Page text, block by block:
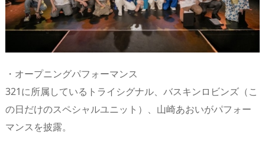
・オープニングパフォーマンス
321に所属しているトライシグナル、バスキンロビンズ（こ
の日だけのスペシャルユニット）、山崎あおいがパフォー
マンスを披露。